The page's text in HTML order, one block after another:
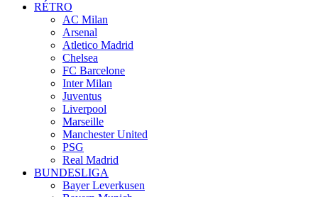
RÉTRO
AC Milan
Arsenal
Atletico Madrid
Chelsea
FC Barcelone
Inter Milan
Juventus
Liverpool
Marseille
Manchester United
PSG
Real Madrid
BUNDESLIGA
Bayer Leverkusen